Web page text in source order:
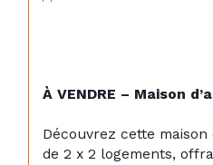
À VENDRE – Maison
Découvrez cette
de 2 x 2 logements,